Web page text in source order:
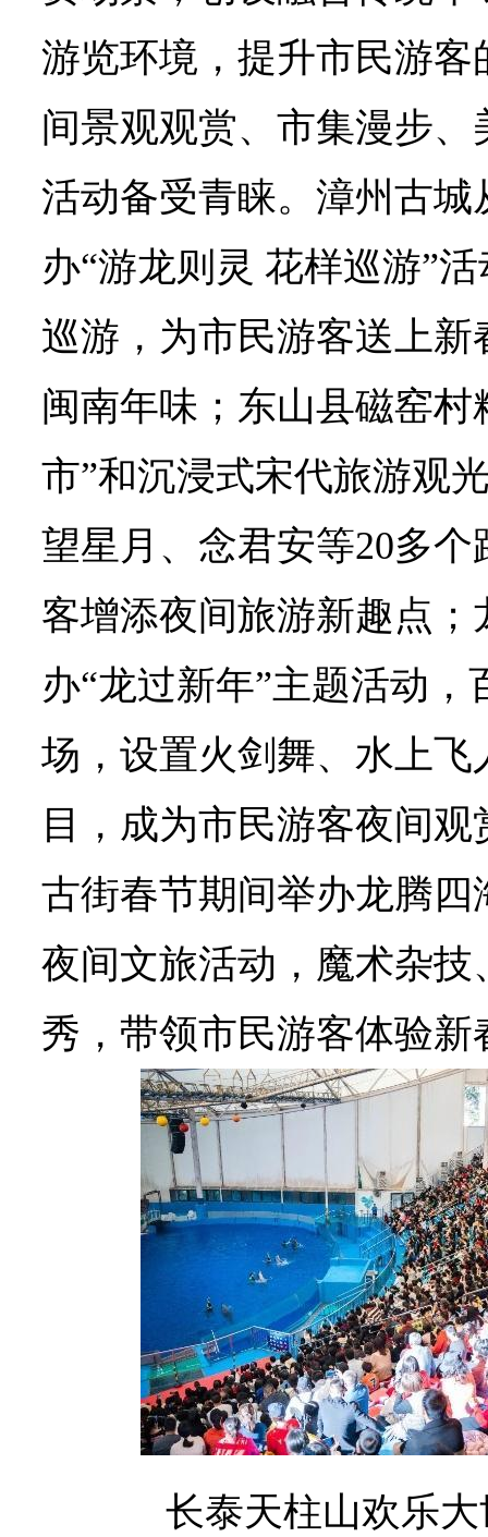
游览环境，提升市民游
间景观观赏、市集漫步
活动备受青睐。漳州古城
办“游龙则灵 花样巡游”
巡游，为市民游客送上
闽南年味；东山县磁窑村
市”和沉浸式宋代旅游观
望星月、念君安等20多
客增添夜间旅游新趣点
办“龙过新年”主题活动
场，设置火剑舞、水上
目，成为市民游客夜间
古街春节期间举办龙腾
夜间文旅活动，魔术杂技
秀，带领市民游客体验新
长泰天柱山欢乐